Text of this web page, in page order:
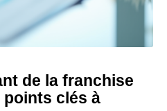
de la franchise
points clés à